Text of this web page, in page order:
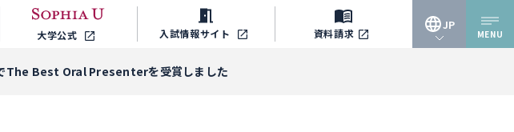
大学公式 入試情報サイト 資料請求
JP
MENU
The Best Oral Presenterを受賞しました